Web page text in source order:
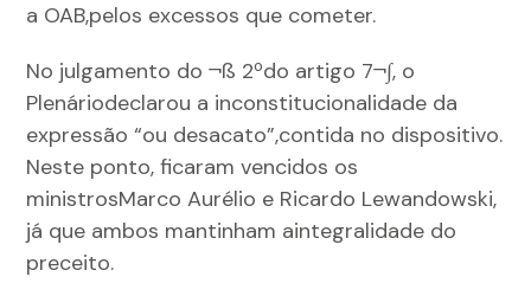
a OAB,pelos excessos que cometer.
No julgamento do ¬ß 2ºdo artigo 7¬∫, o
Plenáriodeclarou a inconstitucionalidade da
expressão “ou desacato”,contida no dispositivo.
Neste ponto, ficaram vencidos os
ministrosMarco Aurélio e Ricardo Lewandowski,
já que ambos mantinham aintegralidade do
preceito.